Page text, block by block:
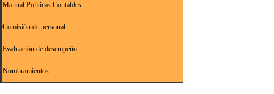
Manual Políticas Contables
Comisión de personal
Evaluación de desempeño
Nombramientos